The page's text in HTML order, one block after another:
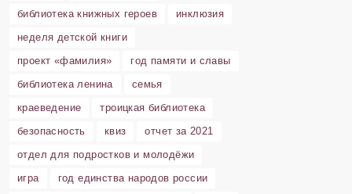
библиотека книжных героев
инклюзия
неделя детской книги
проект «фамилия»
год памяти и славы
библиотека ленина
семья
краеведение
троицкая библиотека
безопасность
квиз
отчет за 2021
отдел для подростков и молодёжи
игра
год единства народов россии